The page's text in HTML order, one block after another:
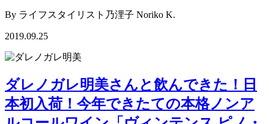
By ライフスタイリスト乃浬子 Noriko K.
2019.09.25
ダレノガレ明美さんと飲んできた！日
本初入荷！今年できたての本格ノンア